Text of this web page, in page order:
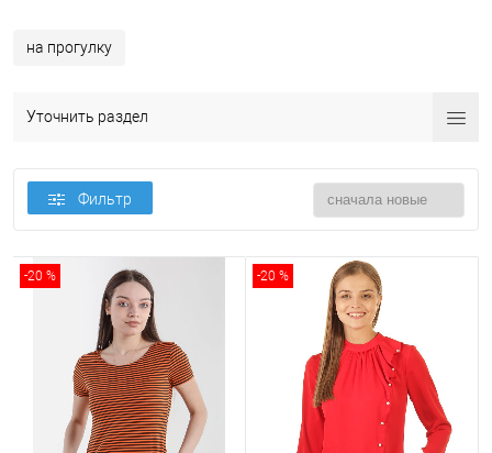
на прогулку
Уточнить раздел
Фильтр
-20 % -20 %